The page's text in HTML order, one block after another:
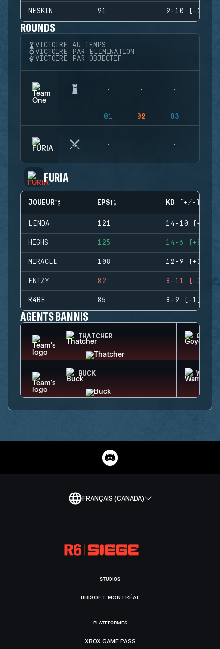
NESKIN 91 9-10 (-1)
ROUNDS
VICTOIRE AU TEMPS
VICTOIRE PAR ÉLIMINATION
VICTOIRE PAR OBJECTIF
01 02 03
FURIA
JOUEUR EPS KD (+/-)
LENDA 121 14-10 (+4)
HIGHS 125 14-6 (+8)
MIRACLE 108 12-9 (+3)
FNTZY 82 8-11 (-3)
R4RE 85 8-9 (-1)
AGENTS BANNIS
THATCHER GOYO
BUCK WAMAI
FRANÇAIS (CANADA)
STUDIOS
UBISOFT MONTRÉAL
PLATEFORMES
XBOX GAME PASS